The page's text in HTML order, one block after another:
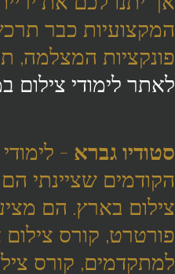
המקצועיות כבר
פונקציות המצלמה,
לאתר לימודי צילום
סטודיו גברא -
הקודמים שציינתי
צילום בארץ. הם
פורטרט, קורס צילום
למתקדמים, קורס